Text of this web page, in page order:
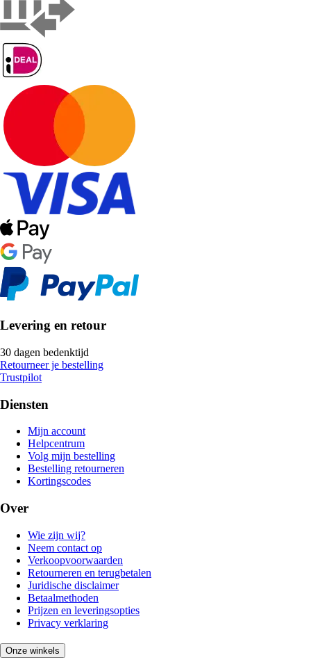
Levering en retour
30 dagen bedenktijd
Retourneer je bestelling
Trustpilot
Diensten
Mijn account
Helpcentrum
Volg mijn bestelling
Bestelling retourneren
Kortingscodes
Over
Wie zijn wij?
Neem contact op
Verkoopvoorwaarden
Retourneren en terugbetalen
Juridische disclaimer
Betaalmethoden
Prijzen en leveringsopties
Privacy verklaring
Onze winkels